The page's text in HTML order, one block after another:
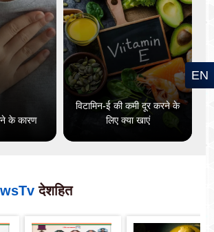
के कारण
विटामिन-ई की कमी दूर करने के
लिए क्या खाएं
देशहित
EN